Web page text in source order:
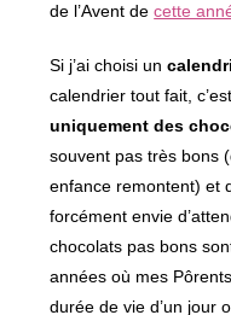
de l’Avent decette
Si j’ai choisi un
calendrier tout fait,
uniquement des
souvent pas très bons
enfance remontent) et
forcément envie
chocolats pas bons
années où mes
durée de vie d’un jour